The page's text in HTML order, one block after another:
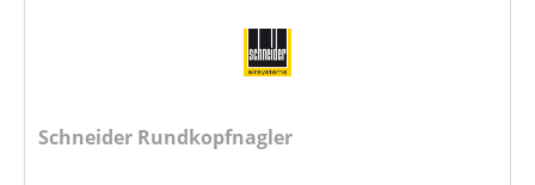
Schneider Rundkopfnagler